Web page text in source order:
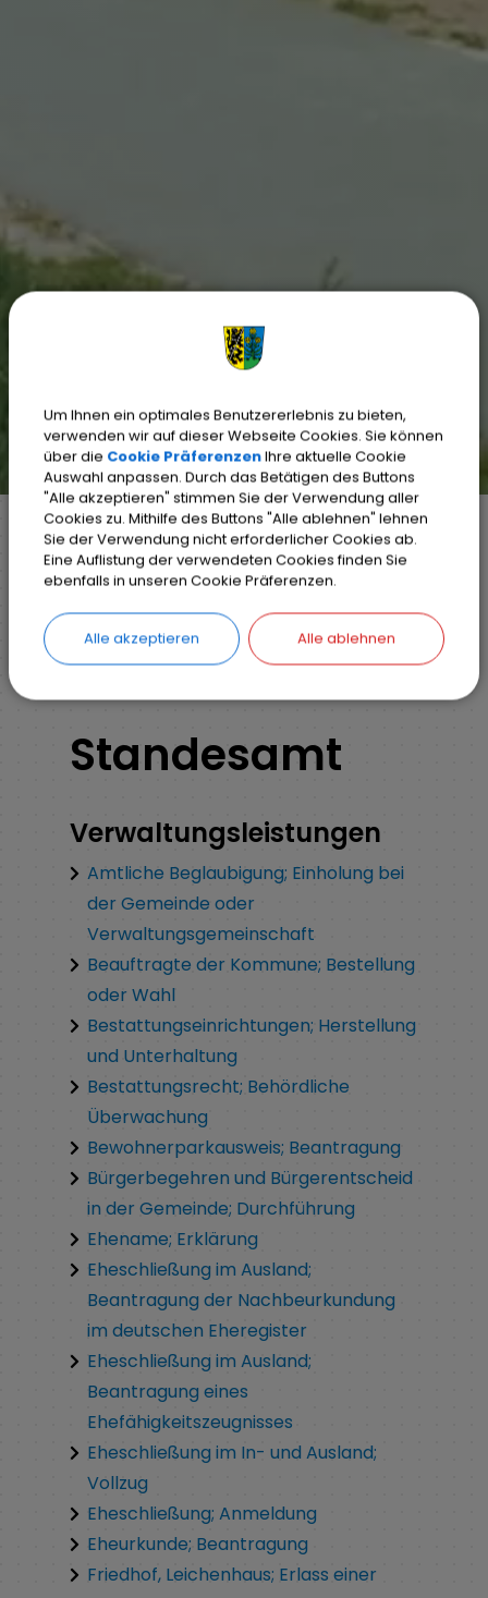
Markt Weisendorf Bürgerinfo
Rathaus
Organisationsstruktur
Standesamt
Standesamt
Verwaltungsleistungen
Amtliche Beglaubigung; Einholung bei
der Gemeinde oder
Verwaltungsgemeinschaft
Beauftragte der Kommune; Bestellung
oder Wahl
Bestattungseinrichtungen; Herstellung
und Unterhaltung
Bestattungsrecht; Behördliche
Überwachung
Bewohnerparkausweis; Beantragung
Bürgerbegehren und Bürgerentscheid
in der Gemeinde; Durchführung
Ehename; Erklärung
Eheschließung im Ausland;
Beantragung der Nachbeurkundung
im deutschen Eheregister
Eheschließung im Ausland;
Beantragung eines
Ehefähigkeitszeugnisses
Eheschließung im In- und Ausland;
Vollzug
Eheschließung; Anmeldung
Eheurkunde; Beantragung
Friedhof, Leichenhaus; Erlass einer
Um Ihnen ein optimales Benutzererlebnis zu bieten,
verwenden wir auf dieser Webseite Cookies. Sie können
über die Cookie PräferenzenIhre aktuelle Cookie
Auswahl anpassen. Durch das Betätigen des Buttons
"Alle akzeptieren" stimmen Sie der Verwendung aller
Cookies zu. Mithilfe des Buttons "Alle ablehnen" lehnen
Sie der Verwendung nicht erforderlicher Cookies ab.
Eine Auflistung der verwendeten Cookies finden Sie
ebenfalls in unseren Cookie Präferenzen.
Alle akzeptieren Alle ablehnen